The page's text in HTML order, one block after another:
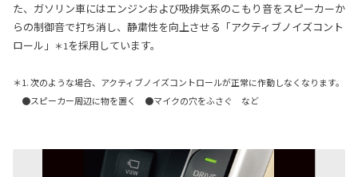
た、ガソリン車にはエンジンおよび吸排気系のこもり音をスピーカーか
らの制御音で打ち消し、静粛性を向上させる「アクティブノイズコント
ロール」
＊1 を採用しています。
＊1. 次のような場合、アクティブノイズコントロールが正常に作動しなくなります。
●スピーカー周辺に物を置く ●マイクの穴をふさぐ など